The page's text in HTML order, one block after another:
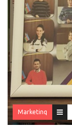
Marketinq